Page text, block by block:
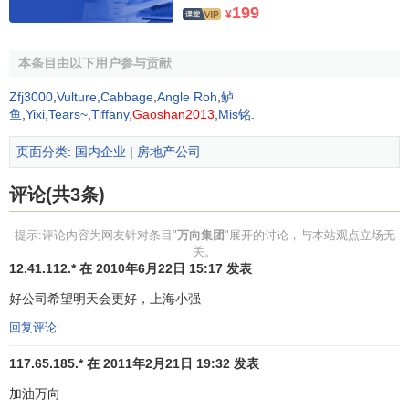
讲真话，干实事
外树诚信形象，内育职业忠诚。
务实、创新、卓越。
不赶时髦，不搞形式，不讲假话，走自己的路，圆自
己的梦。
思路决定出路，作为决定地位；一切都是人力，时间
想主人事，干主人活，尽主人责，享主人乐。
¥199
本条目由以下用户参与贡献
Zfj3000 Vulture Cabbage Angle Roh 鲈
鱼 Yixi Tears~ Tiffany,Gaoshan2013 Mis铭
页面分类: 国内企业 | 房地产公司
评论(共3条)
提示:评论内容为网友针对条目"万向集团"展开的讨论，与本站观点立场无
关。
12.41.112.* 在 2010年6月22日 15:17 发表
好公司希望明天会更好，上海小强
回复评论
117.65.185.* 在 2011年2月21日 19:32 发表
加油万向